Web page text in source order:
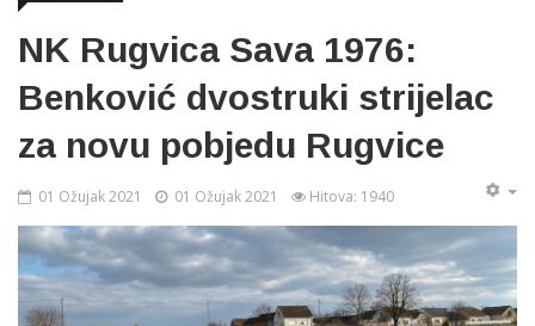
NK Rugvica Sava 1976:
Benković dvostruki strijelac
za novu pobjedu Rugvice
01 Ožujak 2021 01 Ožujak 2021 Hitova: 1940